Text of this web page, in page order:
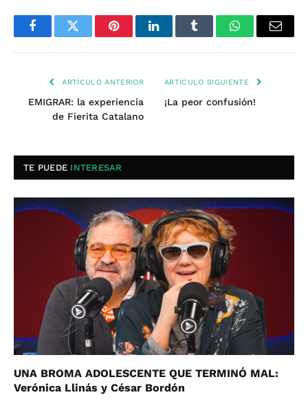
FacebookTwitter PinterestLinkedInTumblr WhatsAppEmail
ARTÍCULO ANTERIOR
EMIGRAR: la experiencia
de Fierita Catalano
ARTÍCULO SIGUIENTE
¡La peor confusión!
TE PUEDE INTERESAR
UNA BROMA ADOLESCENTE QUE TERMINÓ MAL:
Verónica Llinás y César Bordón